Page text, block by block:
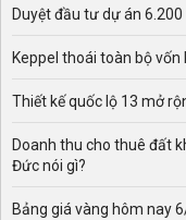
Duyệt đầu tư dự án
Keppel thoái toàn bộ
Thiết kế quốc lộ 13 mở
Doanh thu cho thuê đất
Đức nói gì?
Bảng giá vàng hôm nay